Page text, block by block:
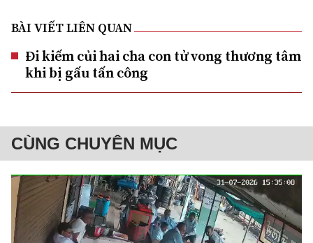
BÀI VIẾT LIÊN QUAN
Đi kiếm củi hai cha con tử vong thương tâm
khi bị gấu tấn công
CÙNG CHUYÊN MỤC